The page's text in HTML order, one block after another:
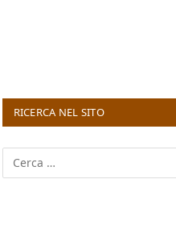
RICERCA NEL SITO